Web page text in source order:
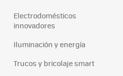
Electrodomésticos
innovadores
Iluminación y energía
Trucos y bricolaje smart